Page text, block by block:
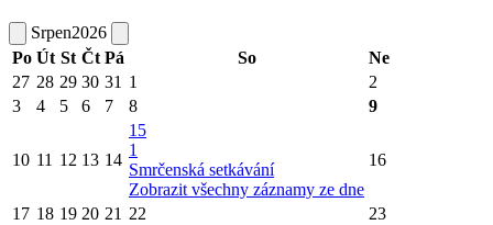
Srpen2026
Po Út St Čt Pá So
Ne
27 28 29 30 31 1
2
3
4 5 6 7 8 9
10 11 12 13 14
15
1
Smrčenská setkávání
Zobrazit všechny záznamy ze dne
16
17 18 19 20 21 22
23